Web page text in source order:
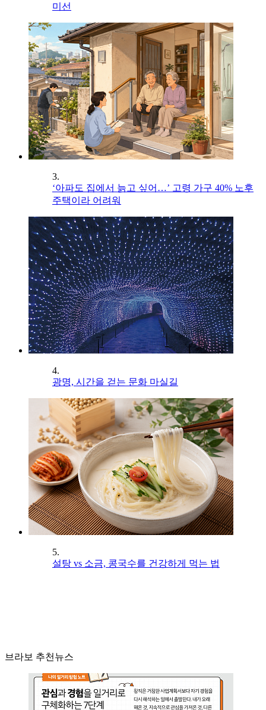
미선
3.
‘아파도 집에서 늙고 싶어…’ 고령 가구 40% 노후
주택이라 어려워
4.
광명, 시간을 걷는 문화 마실길
5.
설탕 vs 소금, 콩국수를 건강하게 먹는 법
브라보 추천뉴스